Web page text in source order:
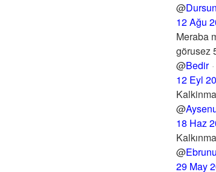
@
12 Ağu
Meraba
görusez
@Bedir
12 Eyl
@
18 Haz
@
29 May